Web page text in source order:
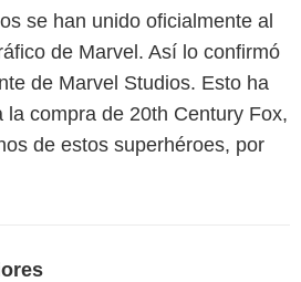
se han unido oficialmente al
de Marvel. Así lo confirmó
de Marvel Studios. Esto ha
la compra de 20th Century Fox,
de estos superhéroes, por